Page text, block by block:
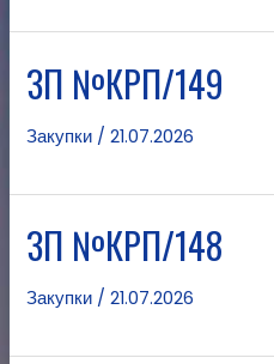
ЗП №КРП/149
Закупки /21.07.2026
ЗП №КРП/148
Закупки /21.07.2026